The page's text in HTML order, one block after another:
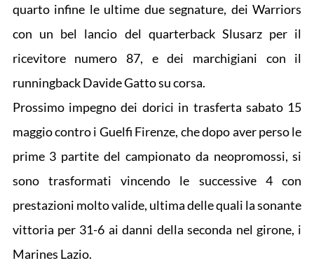
quarto infine le ultime due segnature, dei Warriors
con un bel lancio del quarterback Slusarz per il
ricevitore numero 87, e dei marchigiani con il
runningback Davide Gatto su corsa.
Prossimo impegno dei dorici in trasferta sabato 15
maggio contro i Guelfi Firenze, che dopo aver perso le
prime 3 partite del campionato da neopromossi, si
sono trasformati vincendo le successive 4 con
prestazioni molto valide, ultima delle quali la sonante
vittoria per 31-6 ai danni della seconda nel girone, i
Marines Lazio.